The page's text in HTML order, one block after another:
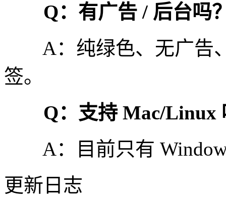
Q：有广告 / 后台吗
A：纯绿色、无广告
签。
Q：支持 Mac/Linux
A：目前只有
更新日志